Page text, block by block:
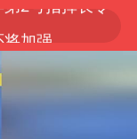
消费新蓝海
夏某钢落网
四强